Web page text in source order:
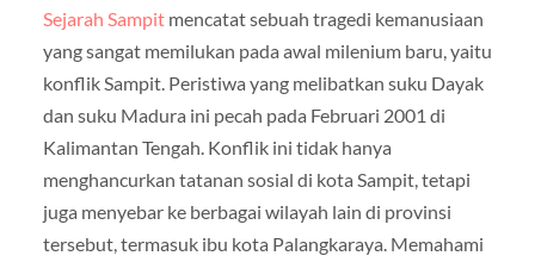
Sejarah Sampitmencatat sebuah tragedi kemanusiaan
yang sangat memilukan pada awal milenium baru, yaitu
konflik Sampit. Peristiwa yang melibatkan suku Dayak
dan suku Madura ini pecah pada Februari 2001 di
Kalimantan Tengah. Konflik ini tidak hanya
menghancurkan tatanan sosial di kota Sampit, tetapi
juga menyebar ke berbagai wilayah lain di provinsi
tersebut, termasuk ibu kota Palangkaraya. Memahami